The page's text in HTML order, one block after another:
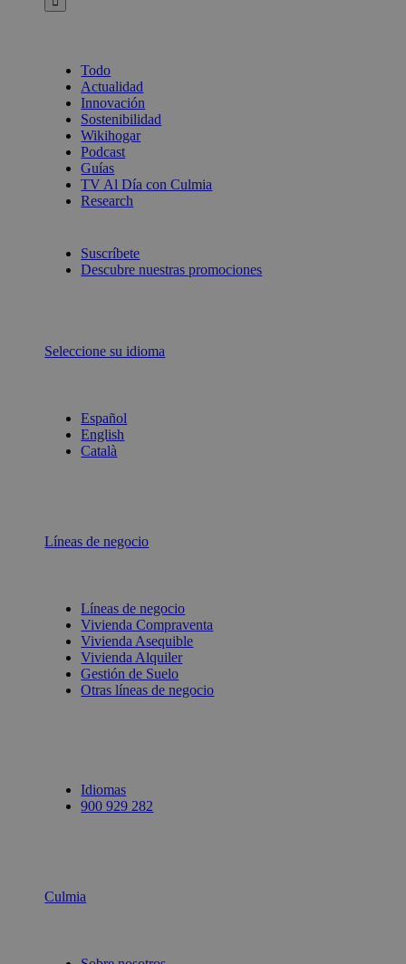
Todo
Actualidad
Innovación
Sostenibilidad
Wikihogar
Podcast
Guías
TV Al Día con Culmia
Research
Suscríbete
Descubre nuestras promociones
Seleccione su idioma
Español
English
Català
Líneas de negocio
Líneas de negocio
Vivienda Compraventa
Vivienda Asequible
Vivienda Alquiler
Gestión de Suelo
Otras líneas de negocio
Idiomas
900 929 282
Culmia